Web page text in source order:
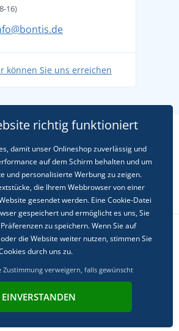
16)
können Sie uns erreichen
uns in sozialen Netzwerken
richtig funktioniert
damit unser Onlineshop zuverlässig und
auf dem Schirm behalten und um
und personalisierte Werbung zu zeigen.
die Ihrem Webbrowser von einer
gesendet werden. Eine Cookie-Datei
gespeichert und ermöglicht es uns, Sie
zu speichern. Wenn Sie auf
die Website weiter nutzen, stimmen Sie
durch uns zu.
Zustimmung verweigern, falls gewünscht